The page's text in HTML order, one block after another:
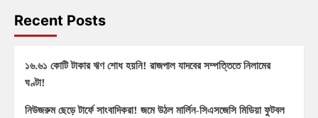
Recent Posts
১৬.৬১ কোটি টাকার ঋণ শোধ হয়নি! রাজপাল যাদবের সম্পত্তিতে নিলামের
ঘণ্টা!
নিউজরুম ছেড়ে টার্ফে সাংবাদিকরা! জমে উঠল মার্লিন-সিএসজেসি মিডিয়া ফুটবল